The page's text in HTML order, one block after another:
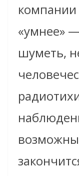
компании
«умнее»
шуметь,